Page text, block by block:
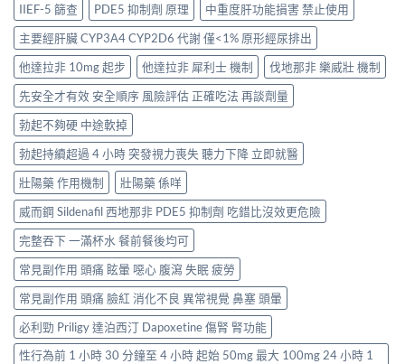
IIEF-5 篩查
PDE5 抑制劑 原理
中重度肝功能損害 禁止使用
主要經肝臟 CYP3A4 CYP2D6 代謝 僅<1% 原形經尿排出
他達拉非 10mg 起步
他達拉非 犀利士 機制
伐地那非 樂威壯 機制
先安全才有效 安全順序 風險評估 正確吃法 再談劑量
勃起不夠硬 中途軟掉
勃起持續超過 4 小時 突發視力喪失 聽力下降 立即就醫
壯陽藥 作用機制
壯陽藥 係咩
威而鋼 Sildenafil 西地那非 PDE5 抑制劑 吃錯比沒效更危險
完整吞下 一滿杯水 餐前餐後均可
常見副作用 頭痛 眩暈 噁心 腹瀉 失眠 疲勞
常見副作用 頭痛 臉紅 消化不良 異常視覺 鼻塞 頭暈
必利勁 Priligy 達泊西汀 Dapoxetine 傷腎 腎功能
性行為前 1 小時 30 分鐘至 4 小時 起始 50mg 最大 100mg 24 小時 1